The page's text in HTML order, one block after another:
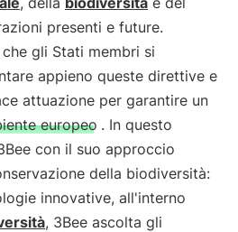
presenti e future.
gli Stati membri si
appieno queste direttive e
attuazione per garantire un
europeo . In questo
con il suo approccio
della biodiversità:
innovative, all'interno
, 3Bee ascolta gli